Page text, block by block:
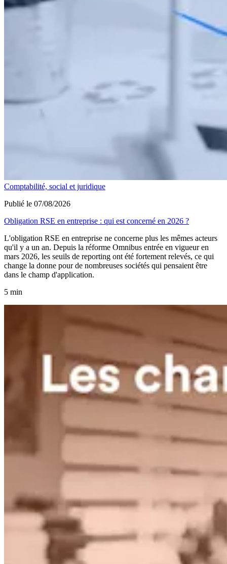
Comptabilité, social et juridique
Publié le 07/08/2026
Obligation RSE en entreprise : qui est concerné en 2026 ?
L'obligation RSE en entreprise ne concerne plus les mêmes acteurs
qu'il y a un an. Depuis la réforme Omnibus entrée en vigueur en
mars 2026, les seuils de reporting ont été fortement relevés, ce qui
change la donne pour de nombreuses sociétés qui pensaient être
dans le champ d'application.
5 min